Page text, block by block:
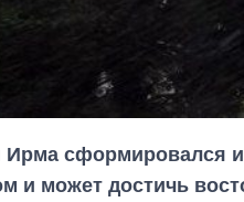
Ирма сформировался
и может достичь